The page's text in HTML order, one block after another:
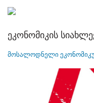
ეკონომიკის
მოსალოდნელი